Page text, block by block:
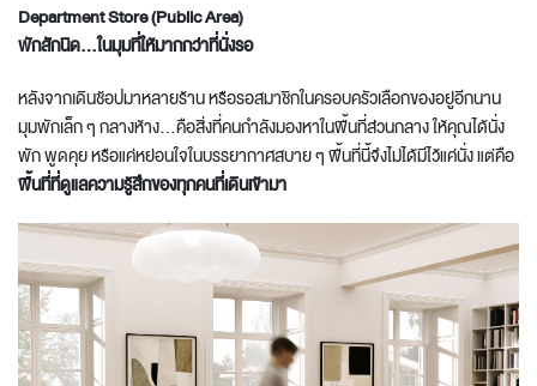
Department Store (Public Area)
พักสักนิด...ในมุมที่ให้มากกว่าที่นั่งรอ
หลังจากเดินช้อปมาหลายร้าน หรือรอสมาชิกในครอบครัวเลือกของอยู่อีกนาน
มุมพักเล็ก ๆ กลางห้าง…คือสิ่งที่คนกำลังมองหาในพื้นที่ส่วนกลาง ให้คุณได้นั่ง
พัก พูดคุย หรือแค่หย่อนใจในบรรยากาศสบาย ๆ พื้นที่นี้จึงไม่ได้มีไว้แค่นั่ง แต่คือ
พื้นที่ที่ดูแลความรู้สึกของทุกคนที่เดินเข้ามา